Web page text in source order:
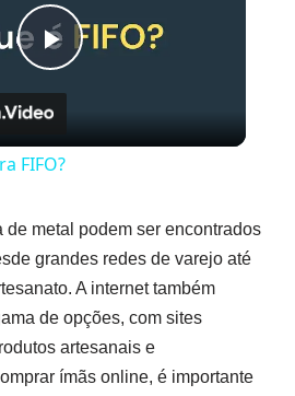
Play
Video
FIFO?
de metal podem ser encontrados
grandes redes de varejo até
A internet também
de opções, com sites
artesanais e
ímãs online, é importante